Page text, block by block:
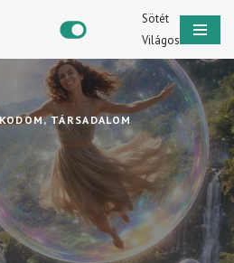
Sötét
Világos
,TÁRSADALOM